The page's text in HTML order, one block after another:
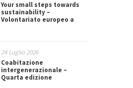
Your small steps towards
sustainability –
Volontariato europeo a
24 Luglio 2026
Coabitazione
intergenerazionale –
Quarta edizione